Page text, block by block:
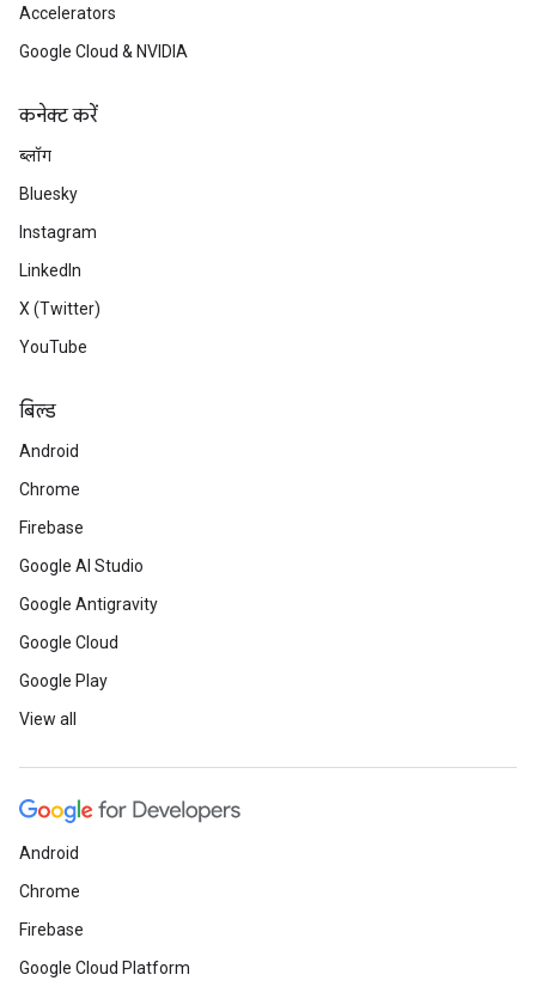
Accelerators
Google Cloud & NVIDIA
कनेक्ट करें
ब्लॉग
Bluesky
Instagram
LinkedIn
X (Twitter)
YouTube
बिल्ड
Android
Chrome
Firebase
Google AI Studio
Google Antigravity
Google Cloud
Google Play
View all
Android
Chrome
Firebase
Google Cloud Platform